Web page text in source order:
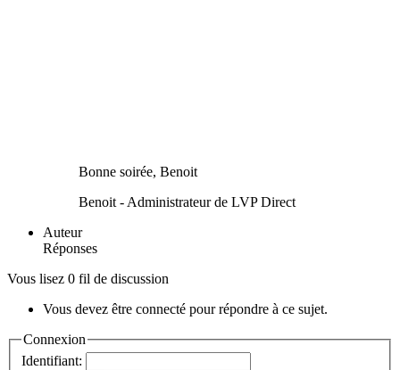
Bonne soirée, Benoit
Benoit - Administrateur de LVP Direct
Auteur
Réponses
Vous lisez 0 fil de discussion
Vous devez être connecté pour répondre à ce sujet.
Connexion
Identifiant: